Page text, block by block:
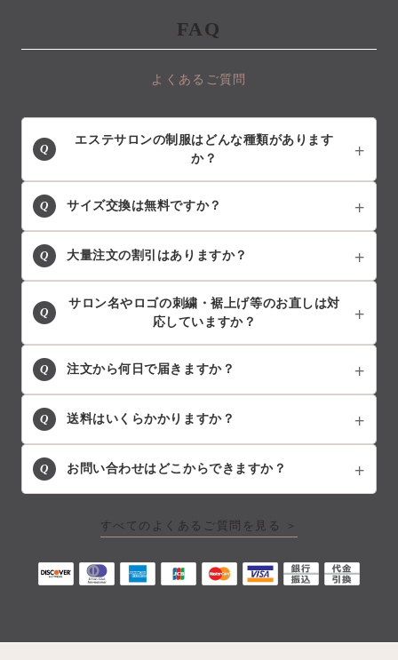
FAQ
よくあるご質問
Q
エステサロンの制服はどんな種類があります
か？
Q サイズ交換は無料ですか？
Q 大量注文の割引はありますか？
Q
サロン名やロゴの刺繍・裾上げ等のお直しは対
応していますか？
Q 注文から何日で届きますか？
Q 送料はいくらかかりますか？
Q お問い合わせはどこからできますか？
すべてのよくあるご質問を見る ＞